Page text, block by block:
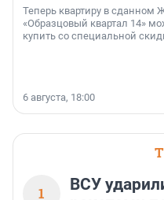
Теперь квартиру в сданном
«Образцовый квартал 14»
купить со специальной
6 августа, 18:00
1
ВСУ